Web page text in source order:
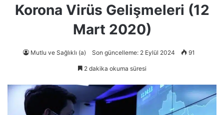
Korona Virüs Gelişmeleri (12
Mart 2020)
Mutlu ve Sağlıklı (a) Son güncelleme: 2 Eylül 2024 91
2 dakika okuma süresi